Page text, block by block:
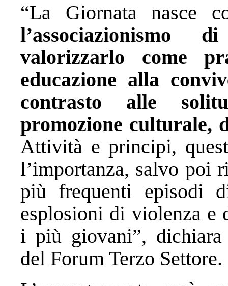
“La Giornata nasce
l’associazionismo
valorizzarlo come
educazione alla
contrasto alle
promozione culturale,
Attività e principi,
l’importanza, salvo poi
più frequenti episodi
esplosioni di violenza e
i più giovani”, dichiara
del Forum Terzo Settore.